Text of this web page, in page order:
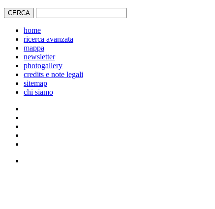
home
ricerca avanzata
mappa
newsletter
photogallery
credits e note legali
sitemap
chi siamo